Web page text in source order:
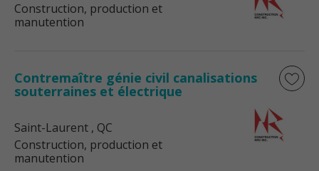
Construction, production et
manutention
Contremaître génie civil canalisations
souterraines et électrique
Saint-Laurent , QC
Construction, production et
manutention